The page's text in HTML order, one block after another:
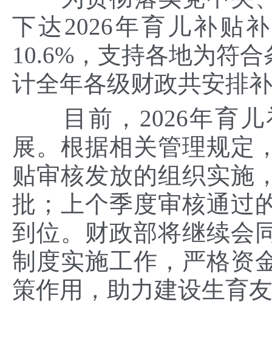
下达2026年育儿补贴
10.6%，支持各地为符
计全年各级财政共安排
目前，2026年育儿
展。根据相关管理规定
贴审核发放的组织实施
批；上个季度审核通过
到位。财政部将继续会
制度实施工作，严格资
策作用，助力建设生育